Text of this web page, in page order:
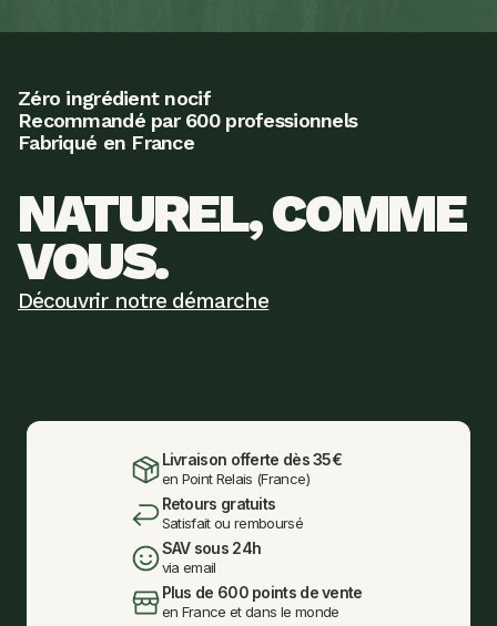
Zéro ingrédient nocif
Recommandé par 600 professionnels
Fabriqué en France
NATUREL, COMME
VOUS.
Découvrir notre démarche
Livraison offerte dès 35€
en Point Relais (France)
Retours gratuits
Satisfait ou remboursé
SAV sous 24h
via email
Plus de 600 points de vente
en France et dans le monde